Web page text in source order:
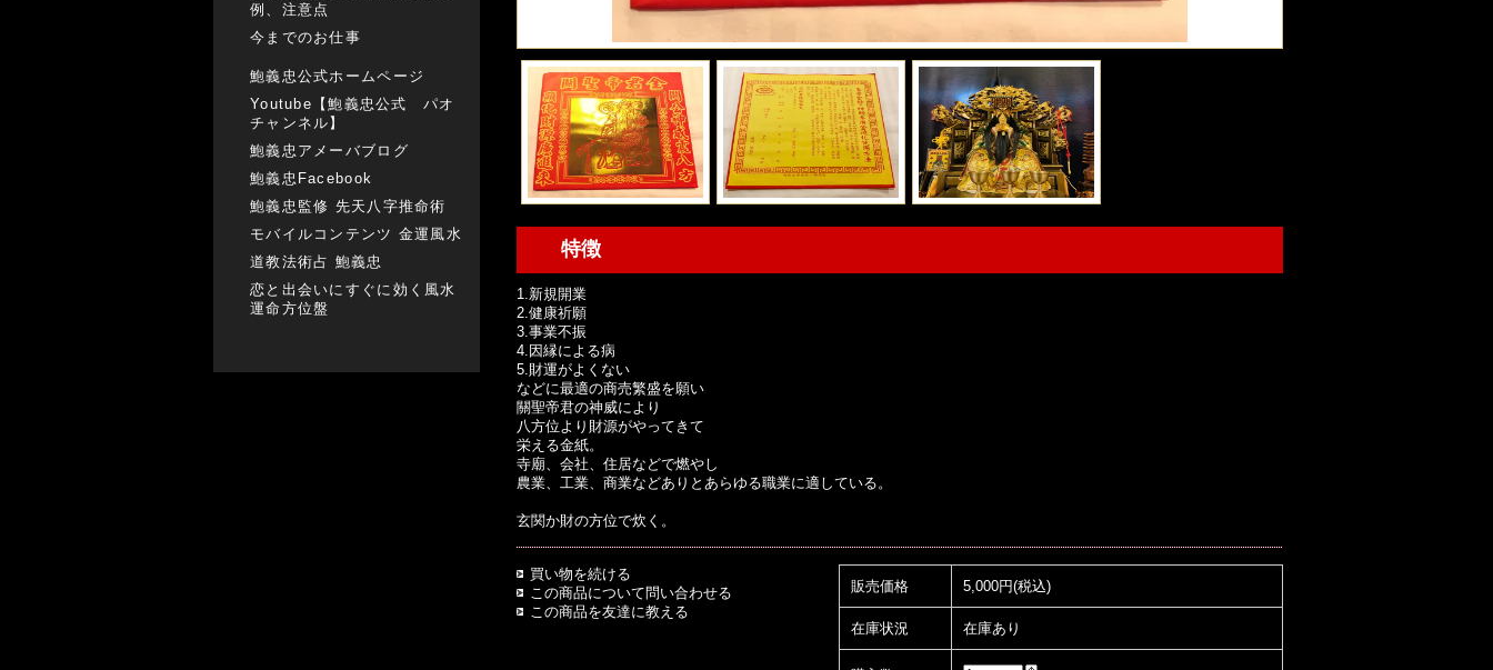
特徴
1.新規開業
2.健康祈願
3.事業不振
4.因縁による病
5.財運がよくない
などに最適の商売繁盛を願い
關聖帝君の神威により
八方位より財源がやってきて
栄える金紙。
寺廟、会社、住居などで燃やし
農業、工業、商業などありとあらゆる職業に適している。
玄関か財の方位で炊く。
買い物を続ける
この商品について問い合わせる
この商品を友達に教える
販売価格 5,000円(税込)
在庫状況 在庫あり
例、注意点
今までのお仕事
鮑義忠公式ホームページ
Youtube【鮑義忠公式 パオ
チャンネル】
鮑義忠アメーバブログ
鮑義忠Facebook
鮑義忠監修 先天八字推命術
モバイルコンテンツ 金運風水
道教法術占 鮑義忠
恋と出会いにすぐに効く風水
運命方位盤